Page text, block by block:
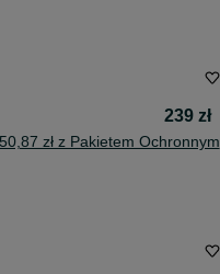
239 zł
zł z Pakietem Ochronnym